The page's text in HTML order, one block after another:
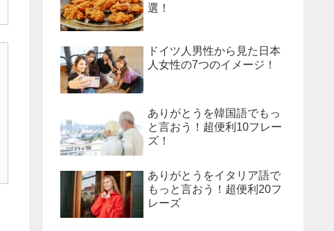
選！
ドイツ人男性から見た日本
人女性の7つのイメージ！
ありがとうを韓国語でもっ
と言おう！超便利10フレー
ズ！
ありがとうをイタリア語で
もっと言おう！超便利20フ
レーズ